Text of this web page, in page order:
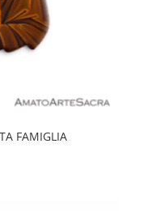
FAMIGLIA